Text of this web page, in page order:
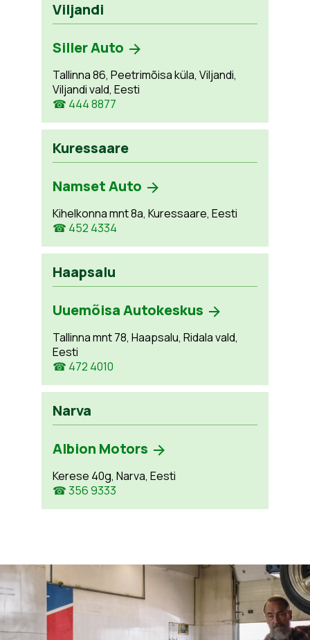
Viljandi
Siller Auto
Tallinna 86, Peetrimõisa küla, Viljandi,
Viljandi vald, Eesti
☎ 444 8877
Kuressaare
Namset Auto
Kihelkonna mnt 8a, Kuressaare, Eesti
☎ 452 4334
Haapsalu
Uuemõisa Autokeskus
Tallinna mnt 78, Haapsalu, Ridala vald,
Eesti
☎ 472 4010
Narva
Albion Motors
Kerese 40g, Narva, Eesti
☎ 356 9333